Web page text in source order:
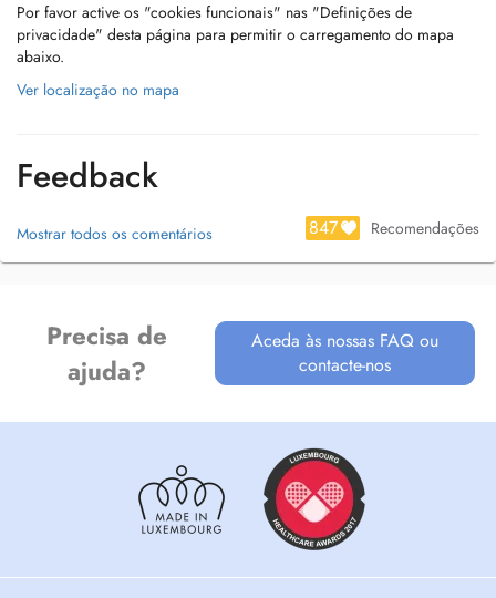
Por favor active os "cookies funcionais" nas "Definições de
privacidade" desta página para permitir o carregamento do mapa
abaixo.
Ver localização no mapa
Feedback
Mostrar todos os comentários 847 Recomendações
Precisa de
ajuda?
Aceda às nossas FAQ ou
contacte-nos